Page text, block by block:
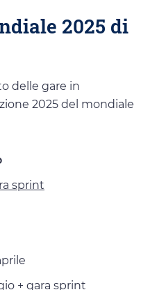
2025 di
delle gare in
2025 del mondiale
sprint
+ gara sprint